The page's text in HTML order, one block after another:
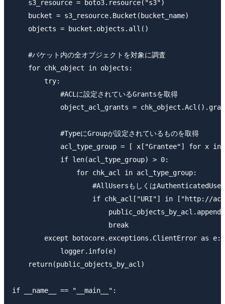
    s3_resource = boto3.resource("s3")
    bucket = s3_resource.Bucket(bucket_name)
    objects = bucket.objects.all()
    #バケット内の全オブジェクトを対象に調査
    for chk_object in objects:
        try:
            #ACLに設定されているGrantsを取得
object_acl_grants =
            #TypeにGroupが設定されているものを取得
acl_type_group = [ x["Grantee"] for x
            if len(acl_type_group) > 0:
                for chk_acl in acl_type_group:
#AllUsersもしくは
if chk_acl["URI"] in ["http://
                        break
        except botocore.exceptions.ClientError as e:
            logger.info(e)
    return(public_objects_by_acl)
if __name__ == "__main__":